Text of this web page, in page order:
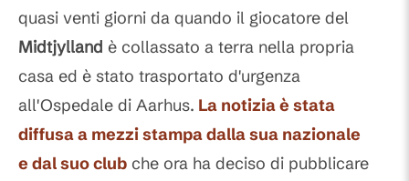
quasi venti giorni da quando il giocatore del
Midtjylland è collassato a terra nella propria
casa ed è stato trasportato d'urgenza
all'Ospedale di Aarhus. La notizia è stata
diffusa a mezzi stampa dalla sua nazionale
e dal suo club che ora ha deciso di pubblicare